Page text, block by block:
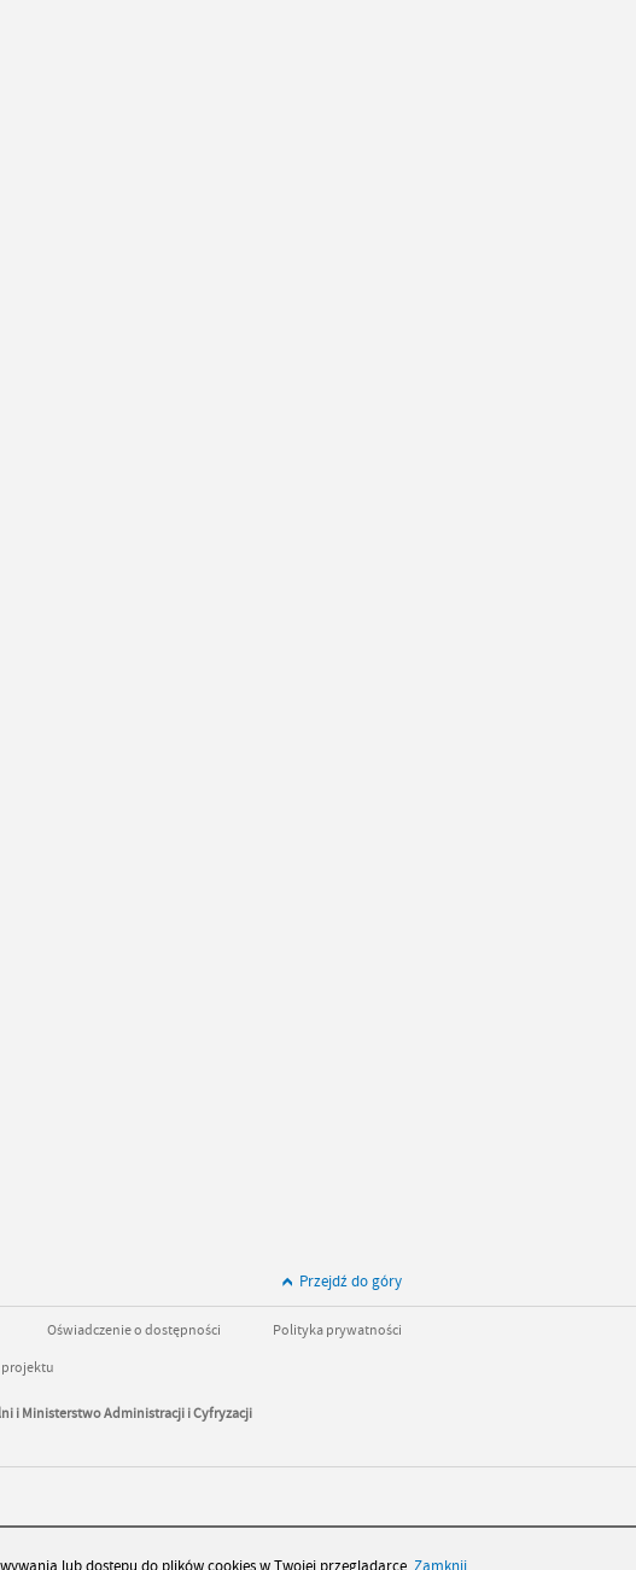
Przejdź do góry
Oświadczenie o dostępności Polityka prywatności
projektu
i Ministerstwo Administracji i Cyfryzacji